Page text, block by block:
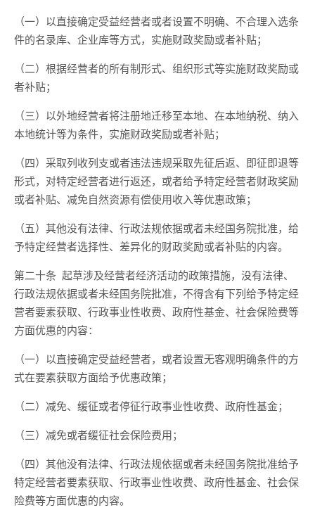
（一）以直接确定受益经营者或者设置不明确、不合理入选条
件的名录库、企业库等方式，实施财政奖励或者补贴；
（二）根据经营者的所有制形式、组织形式等实施财政奖励或
者补贴；
（三）以外地经营者将注册地迁移至本地、在本地纳税、纳入
本地统计等为条件，实施财政奖励或者补贴；
（四）采取列收列支或者违法违规采取先征后返、即征即退等
形式，对特定经营者进行返还， 或者给予特定经营者财政奖励
或者补贴、减免自然资源有偿使用收入等优惠政策；
（五）其他没有法律、行政法规依据或者未经国务院批准，给
予特定经营者选择性、差异化的财政奖励或者补贴的内容。
第二十条 起草涉及经营者经济活动的政策措施，没有法律、
行政法规依据或者未经国务院批准，不得含有下列给予特定经
营者要素获取、行政事业性收费、政府性基金、社会保险费等
方面优惠的内容：
（一）以直接确定受益经营者， 或者设置无客观明确条件的方
式在要素获取方面给予优惠政策；
（二）减免、缓征或者停征行政事业性收费、政府性基金；
（三）减免或者缓征社会保险费用；
（四）其他没有法律、行政法规依据或者未经国务院批准给予
特定经营者要素获取、行政事业性收费、政府性基金、社会保
险费等方面优惠的内容。